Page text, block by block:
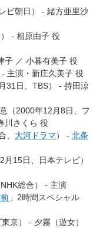
ビ朝日） - 緒方亜里沙
- 相原由子 役
子 ／ 小暮有美子 役
- 主演・新庄久美子 役
31日、TBS） - 持田涼
（2000年12月8日、フ
川さくら 役
、 大河ドラマ） - 北条
月15日、日本テレビ）
総合） - 主演
」2時間スペシャル
京） - 夕霧（遊女）